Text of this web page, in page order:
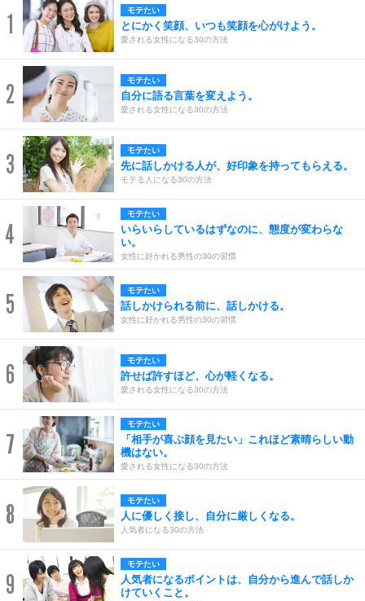
1 モテたい
とにかく笑顔、いつも笑顔を心がけよう。
愛される女性になる30の方法
2 モテたい
自分に語る言葉を変えよう。
愛される女性になる30の方法
3 モテたい
先に話しかける人が、好印象を持ってもらえる。
モテる人になる30の方法
4
モテたい
いらいらしているはずなのに、態度が変わらな
い。
女性に好かれる男性の30の習慣
5 モテたい
話しかけられる前に、話しかける。
女性に好かれる男性の30の習慣
6 モテたい
許せば許すほど、心が軽くなる。
愛される女性になる30の方法
7
モテたい
「相手が喜ぶ顔を見たい」これほど素晴らしい動
機はない。
愛される女性になる30の方法
8 モテたい
人に優しく接し、自分に厳しくなる。
人気者になる30の方法
9
モテたい
人気者になるポイントは、自分から進んで話しか
けていくこと。